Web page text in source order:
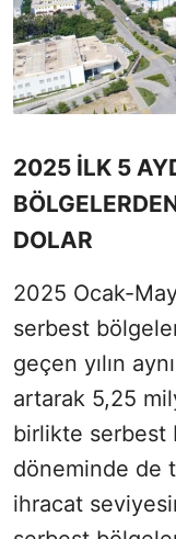
2025 İLK 5
DOLAR
2025 Ocak-
serbest
geçen yılın
artarak 5,25
birlikte serbest
döneminde de
ihracat